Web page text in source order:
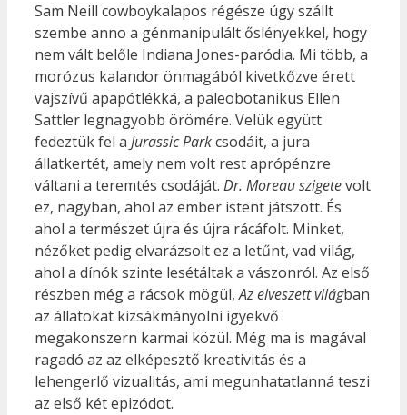
Sam Neill cowboykalapos régésze úgy szállt
szembe anno a génmanipulált őslényekkel, hogy
nem vált belőle Indiana Jones-paródia. Mi több, a
morózus kalandor önmagából kivetkőzve érett
vajszívű apapótlékká, a paleobotanikus Ellen
Sattler legnagyobb örömére. Velük együtt
fedeztük fel a Jurassic Parkcsodáit, a jura
állatkertét, amely nem volt rest aprópénzre
váltani a teremtés csodáját. Dr. Moreau szigetevolt
ez, nagyban, ahol az ember istent játszott. És
ahol a természet újra és újra rácáfolt. Minket,
nézőket pedig elvarázsolt ez a letűnt, vad világ,
ahol a dínók szinte lesétáltak a vászonról. Az első
részben még a rácsok mögül,Az elveszett világban
az állatokat kizsákmányolni igyekvő
megakonszern karmai közül. Még ma is magával
ragadó az az elképesztő kreativitás és a
lehengerlő vizualitás, ami megunhatatlanná teszi
az első két epizódot.